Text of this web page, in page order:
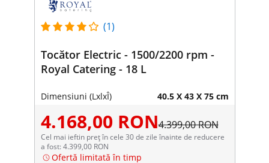
(1)
Tocător Electric - 1500/2200 rpm -
Royal Catering - 18 L
Dimensiuni (LxlxÎ) 40.5 X 43 X 75 cm
4.168,00 RON4.399,00 RON
Cel mai ieftin preț în cele 30 de zile înainte de reducere
a fost: 4.399,00 RON
Ofertă limitată în timp